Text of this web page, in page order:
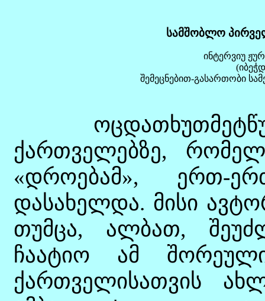
სამშობლო
ინტერვიუ
შემეცნებით-გასართობი
ქართველებზე,
«დროებამ», ერთ-
დასახელდა. მისი
თუმცა, ალბათ,
ჩაატიო ამ
ქართველისათვის